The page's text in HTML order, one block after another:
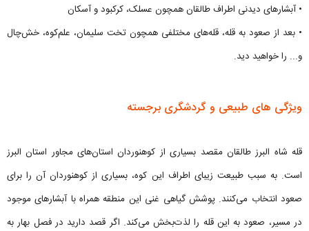
• آبشارهای دیدنی اطراف طالقان همچون عسلک، کرکبود و آسکان
• بعد از صعود به قله، قله‌های مختلفی همچون تخت سلیمان، علم‌کوه، خش‌چال
و... را خواهید دید.
ویژگی های طبیعی و گردشگری برجسته
قله شاه البرز طالقان مقصد بسیاری از کوهنوردان استان‌های مجاور استان البرز
است. به سبب طبیعت زیبای اطراف این کوه، بسیاری از کوهنوردان آن را برای
صعود انتخاب می‌کنند. پوشش گیاهی غنی این منطقه همراه با آبشارهای موجود
در مسیر، صعود به این قله را لذت‌بخش می‌کند. اگر قصد دارید در فصل بهار به